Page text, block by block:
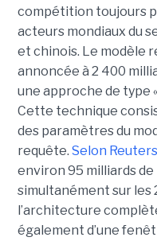
compétition toujours
acteurs mondiaux du
et chinois. Le modèle
annoncée à 2 400
une approche de type
Cette technique
des paramètres du
requête. Selon Reuters
environ 95 milliards
simultanément sur les
l’architecture
également d’une